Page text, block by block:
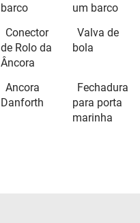
barco
um barco
Conector
de Rolo da
Âncora
Valva de
bola
Ancora
Danforth
Fechadura
para porta
marinha